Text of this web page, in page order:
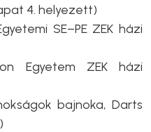
4. helyezett)
SE–PE ZEK házi
Egyetem ZEK házi
bajnoka, Darts